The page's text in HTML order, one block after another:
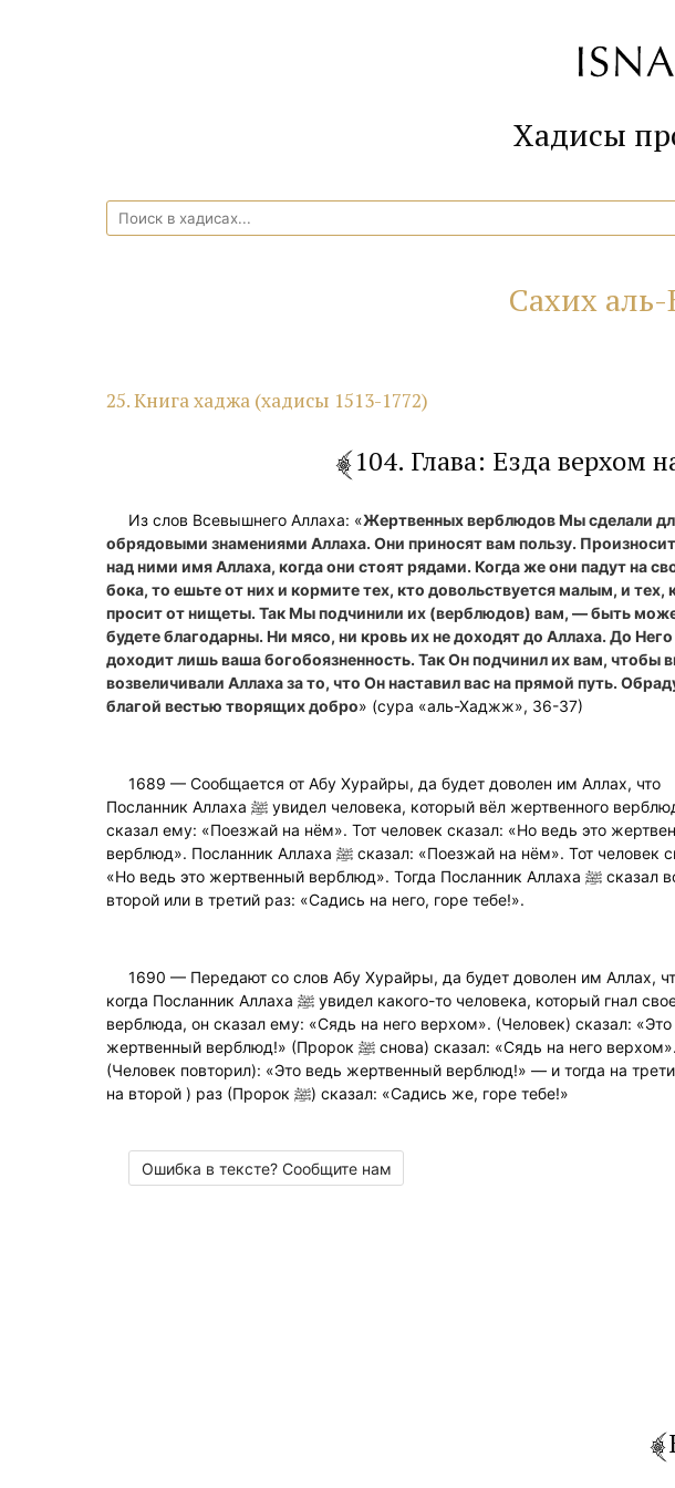
Сахих
25. Книга хаджа (хадисы 1513-1772)
104. Глава: Езда верхом
Из слов Всевышнего Аллаха: «Жертвенных верблюдов Мы сделали
обрядовыми знамениями Аллаха. Они приносят вам пользу.
над ними имя Аллаха, когда они стоят рядами. Когда же они падут на
бока, то ешьте от них и кормите тех, кто довольствуется малым, и тех,
просит от нищеты. Так Мы подчинили их (верблюдов) вам, — быть
будете благодарны. Ни мясо, ни кровь их не доходят до Аллаха. До Него
доходит лишь ваша богобоязненность. Так Он подчинил их вам, чтобы
возвеличивали Аллаха за то, что Он наставил вас на прямой путь.
благой вестью творящих добро» (сура «аль-Хаджж», 36-37)
1689 — Сообщается от Абу Хурайры, да будет доволен им Аллах, что
Посланник Аллаха ﷺ увидел человека, который вёл жертвенного верблюда, и
сказал ему: «Поезжай на нём». Тот человек сказал: «Но ведь это
верблюд». Посланник Аллаха ﷺ сказал: «Поезжай на нём». Тот человек сказал:
«Но ведь это жертвенный верблюд». Тогда Посланник Аллаха ﷺ сказал во
второй или в третий раз: «Садись на него, горе тебе!».
1690 — Передают со слов Абу Хурайры, да будет доволен им Аллах,
когда Посланник Аллаха ﷺ увидел какого-то человека, который гнал своего
верблюда, он сказал ему: «Сядь на него верхом». (Человек) сказал: «Это
жертвенный верблюд!» (Пророк ﷺ снова) сказал: «Сядь на него верхом».
(Человек повторил): «Это ведь жертвенный верблюд!» — и тогда на
на второй ) раз (Пророк ﷺ) сказал: «Садись же, горе тебе!»
Ошибка в тексте? Сообщите нам